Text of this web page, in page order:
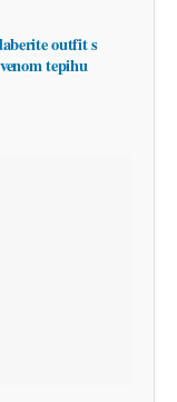
outfit s
tepihu